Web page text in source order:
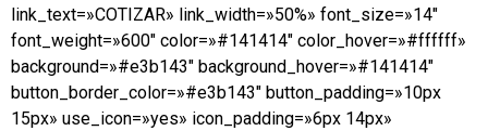
link_text=»COTIZAR» link_width=»50%» font_size=»14″
font_weight=»600″ color=»#141414″ color_hover=»#ffffff»
background=»#e3b143″ background_hover=»#141414″
button_border_color=»#e3b143″ button_padding=»10px
15px» use_icon=»yes» icon_padding=»6px 14px»